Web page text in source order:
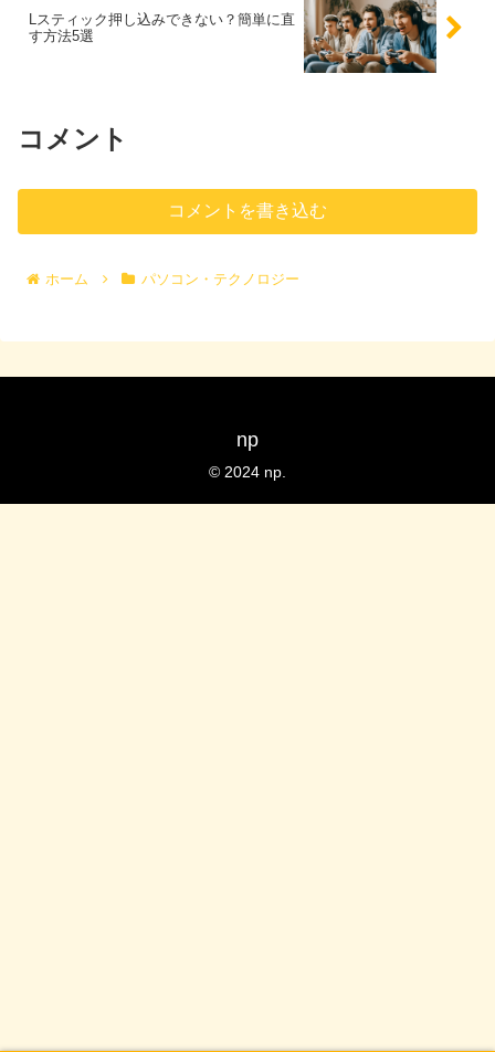
Lスティック押し込みできない？簡単に直
す方法5選
コメント
コメントを書き込む
ホーム パソコン・テクノロジー
np
© 2024 np.